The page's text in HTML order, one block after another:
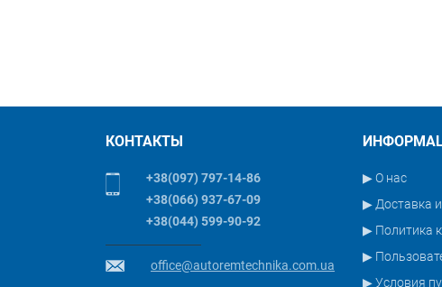
КОНТАКТЫ
+38(097) 797-14-86
+38(066) 937-67-09
+38(044) 599-90-92
office@autoremtechnika.com.ua
▶ О нас
▶ Доставка
▶ Политика
▶
▶ Условия